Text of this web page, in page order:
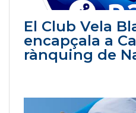
El Club Vela
encapçala a
rànquing de